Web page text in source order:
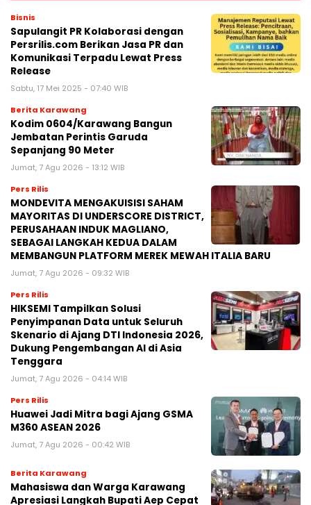
Bisnis
Sapulangit PR Kolaborasi dengan
Persrilis.com Berikan Jasa PR dan
Komunikasi Terpadu Lewat Press
Release
Sabtu, 17 Mei 2025 - 07:40 WIB
Berita Karawang
Kodim 0604/Karawang Bangun
Jembatan Perintis Garuda
Sepanjang 90 Meter
Jumat, 7 Agu 2026 - 13:12 WIB
Pers Rilis
MONDEVITA MENGAKUISISI SAHAM
MAYORITAS DI UNDERSCORE DISTRICT,
PERUSAHAAN INDUK MAGLIANO,
SEBAGAI LANGKAH KEDUA DALAM
MEMBANGUN PLATFORM MEREK MEWAH ITALIA BARU
Jumat, 7 Agu 2026 - 09:32 WIB
Pers Rilis
HIKSEMI Tampilkan Solusi
Penyimpanan Data untuk Seluruh
Skenario di Ajang DTI Indonesia 2026,
Dukung Pengembangan AI di Asia
Tenggara
Jumat, 7 Agu 2026 - 04:14 WIB
Pers Rilis
Huawei Jadi Mitra bagi Ajang GSMA
M360 ASEAN 2026
Jumat, 7 Agu 2026 - 00:42 WIB
Berita Karawang
Mahasiswa dan Warga Karawang
Apresiasi Langkah Bupati Aep Cepat